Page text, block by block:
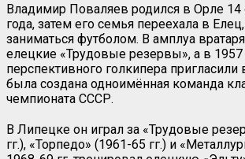
Владимир Поваляев родился в Орле
года, затем его семья переехала в
заниматься футболом. В амплуа
елецкие «Трудовые резервы», а в 1957
перспективного голкипера
была создана одноимённая команда
чемпионата СССР.
В Липецке он играл за «Трудовые
гг.), «Торпедо» (1961-65 гг.) и